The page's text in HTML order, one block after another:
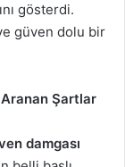
gösterdi.
güven dolu bir
Şartlar
damgası